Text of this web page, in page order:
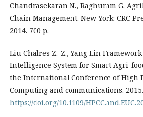
Chandrasekaran N., Raghuram G.
Chain Management. New York: CRC
2014. 700 p.
Liu Chalres Z.-Z., Yang Lin
Intelligence System for Smart Agri-
thе International Conference of High
Computing and communications. 2015.
https://doi.org/10.1109/